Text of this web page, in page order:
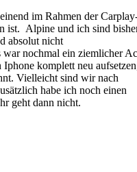
im Rahmen der
ist. Alpine und ich sind
absolut nicht
war nochmal ein ziemlicher
komplett neu
Vielleicht sind wir nach
habe ich noch einen
geht dann nicht.